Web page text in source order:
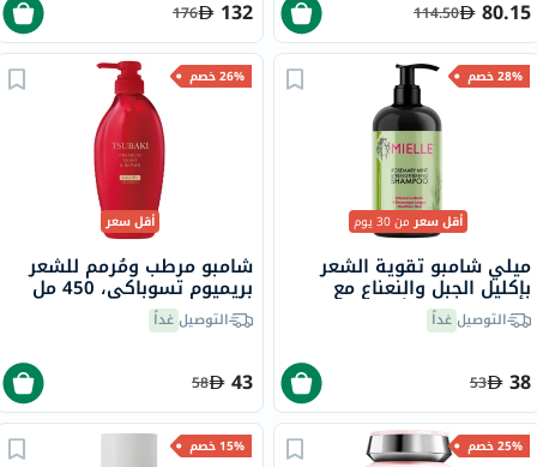
80.15
114.50
132
176
28% خصم
أقل سعرمن 30 يوم
ميلي شامبو تقوية الشعر
بإكليل الجبل والنعناع مع
البيوتين لجميع أنواع الشعر
355 ملالتوصيلغداً
38
53
26% خصم
أقل سعر
شامبو مرطب ومُرمم للشعر
بريميوم تسوباكي، 450 مل
التوصيلغداً
43
58
25% خصم 15% خصم